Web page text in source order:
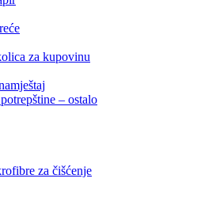
za kupovinu
– ostalo
za čišćenje